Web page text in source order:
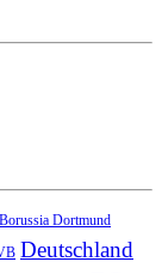
Borussia Dortmund
Deutschland